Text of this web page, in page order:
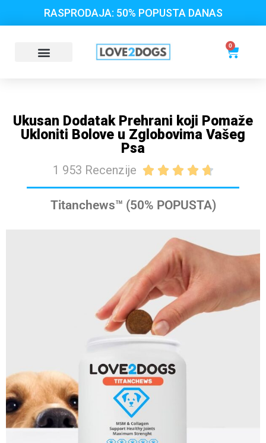
RASPRODAJA: 50% POPUSTA DANAS
0
Ukusan Dodatak Prehrani koji Pomaže
Ukloniti Bolove u Zglobovima Vašeg
Psa
1 953 Recenzije     
Titanchews™ (50% POPUSTA)